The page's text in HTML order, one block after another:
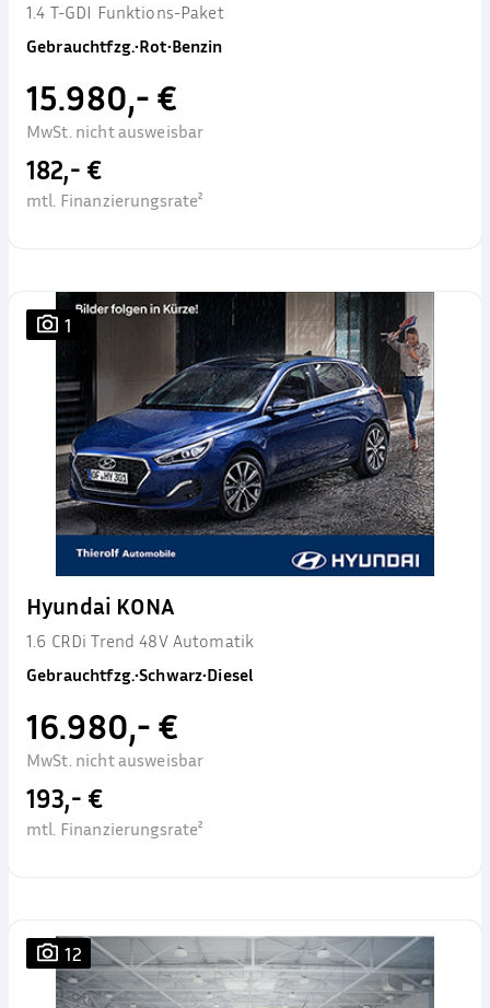
1.4 T-GDI Funktions-Paket
Gebrauchtfzg.•Rot•Benzin
15.980,- €
MwSt. nicht ausweisbar
182,- €
mtl. Finanzierungsrate²
1
Hyundai KONA
1.6 CRDi Trend 48V Automatik
Gebrauchtfzg.•Schwarz•Diesel
16.980,- €
MwSt. nicht ausweisbar
193,- €
mtl. Finanzierungsrate²
12